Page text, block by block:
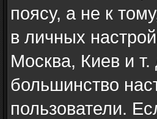
поясу, а не к
в личных
Москва, Киев и т.
большинство
пользователи.